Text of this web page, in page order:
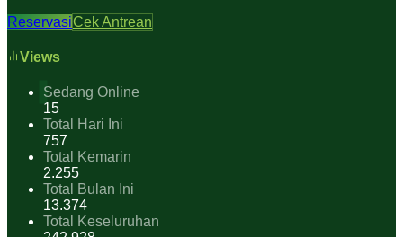
ReservasiCek Antrean
Views
Sedang Online
15
Total Hari Ini
757
Total Kemarin
2.255
Total Bulan Ini
13.374
Total Keseluruhan